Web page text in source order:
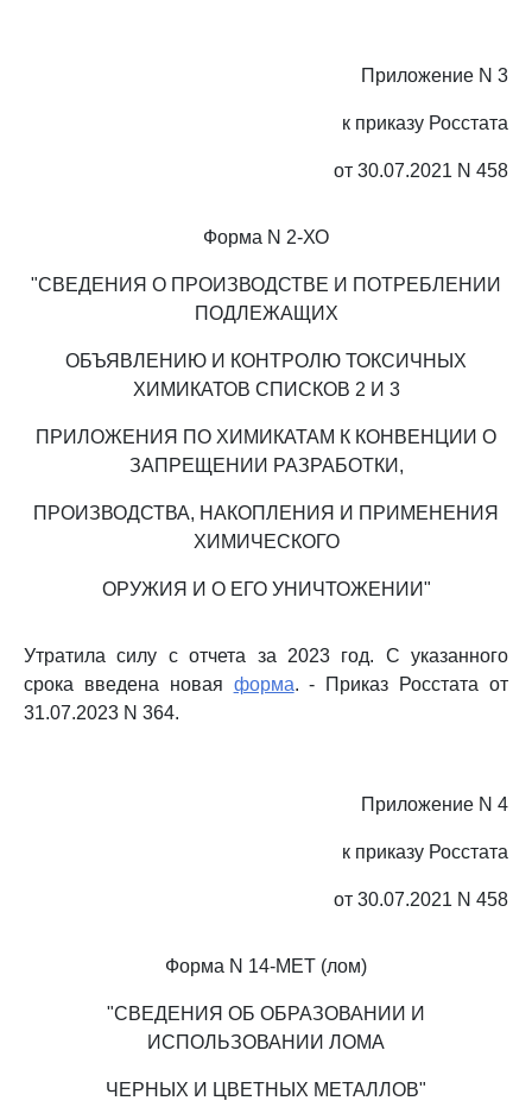
Приложение N 3
к приказу Росстата
от 30.07.2021 N 458
Форма N 2-ХО
"СВЕДЕНИЯ О ПРОИЗВОДСТВЕ И ПОТРЕБЛЕНИИ
ПОДЛЕЖАЩИХ
ОБЪЯВЛЕНИЮ И КОНТРОЛЮ ТОКСИЧНЫХ
ХИМИКАТОВ СПИСКОВ 2 И 3
ПРИЛОЖЕНИЯ ПО ХИМИКАТАМ К КОНВЕНЦИИ О
ЗАПРЕЩЕНИИ РАЗРАБОТКИ,
ПРОИЗВОДСТВА, НАКОПЛЕНИЯ И ПРИМЕНЕНИЯ
ХИМИЧЕСКОГО
ОРУЖИЯ И О ЕГО УНИЧТОЖЕНИИ"
Утратила силу с отчета за 2023 год. С указанного
срока введена новая форма. - Приказ Росстата от
31.07.2023 N 364.
Приложение N 4
к приказу Росстата
от 30.07.2021 N 458
Форма N 14-МЕТ (лом)
"СВЕДЕНИЯ ОБ ОБРАЗОВАНИИ И
ИСПОЛЬЗОВАНИИ ЛОМА
ЧЕРНЫХ И ЦВЕТНЫХ МЕТАЛЛОВ"